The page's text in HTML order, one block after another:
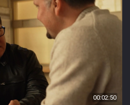
00:02:50